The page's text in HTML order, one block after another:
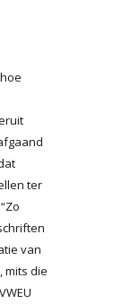
ter
van
mits die